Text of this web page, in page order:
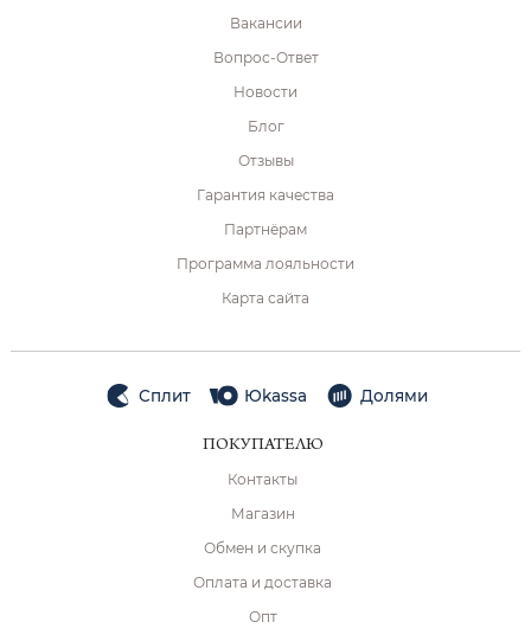
Вакансии
Вопрос-Ответ
Новости
Блог
Отзывы
Гарантия качества
Партнёрам
Программа лояльности
Карта сайта
Сплит Юkassa Долями
ПОКУПАТЕЛЮ
Контакты
Магазин
Обмен и скупка
Оплата и доставка
Опт